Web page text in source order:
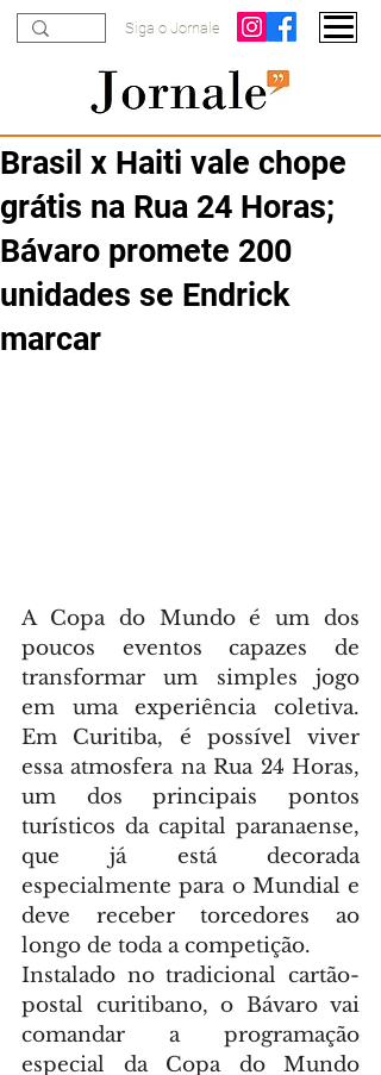
Siga o Jornale
Brasil x Haiti vale chope
grátis na Rua 24 Horas;
Bávaro promete 200
unidades se Endrick
marcar
A Copa do Mundo é um dos
poucos eventos capazes de
transformar um simples jogo
em uma experiência coletiva.
Em Curitiba, é possível viver
essa atmosfera na Rua 24 Horas,
um dos principais pontos
turísticos da capital paranaense,
que já está decorada
especialmente para o Mundial e
deve receber torcedores ao
longo de toda a competição.
Instalado no tradicional cartão-
postal curitibano, o Bávaro vai
comandar a programação
especial da Copa do Mundo